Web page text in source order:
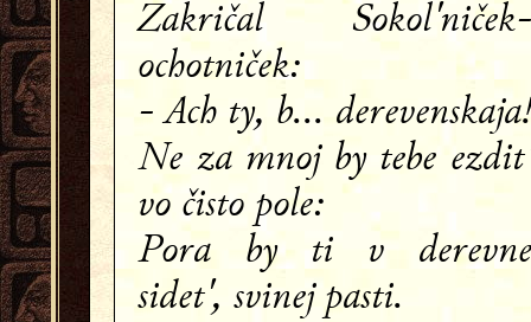
Zakričal Sokol'niček-
ochotniček:
- Ach ty, b... derevenskaja!
Ne za mnoj by tebe ezdit'
vo čisto pole:
Pora by ti v derevne
sidet', svinej pasti.